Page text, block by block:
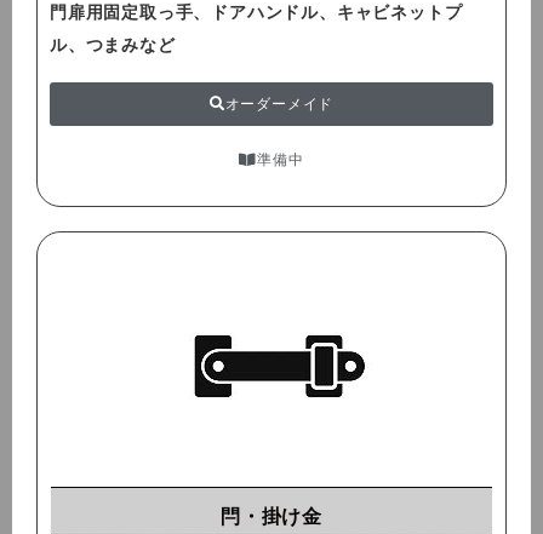
門扉用固定取っ手、ドアハンドル、キャビネットプ
ル、つまみなど
オーダーメイド
準備中
閂・掛け金